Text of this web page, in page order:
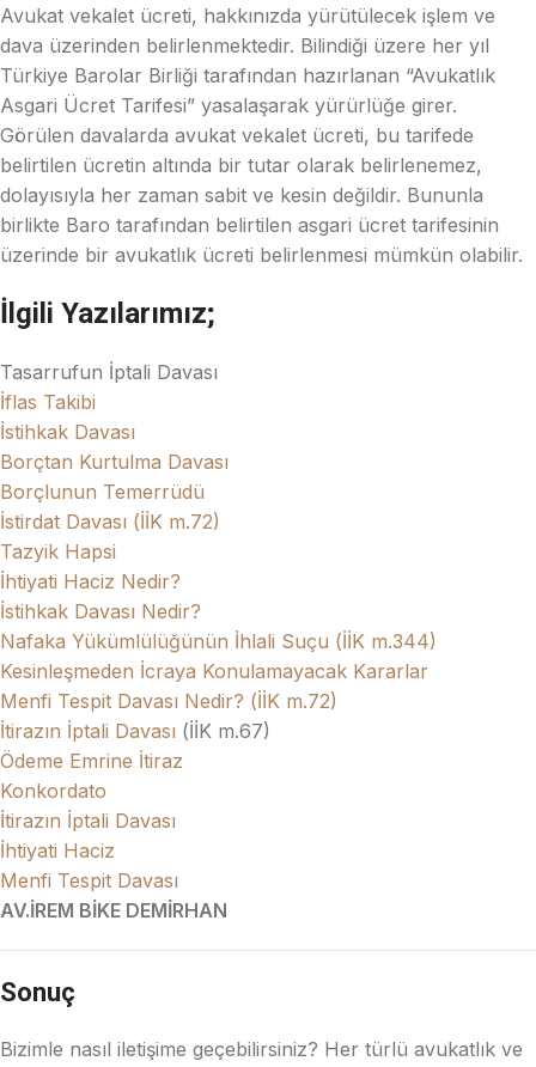
Avukat vekalet ücreti, hakkınızda yürütülecek işlem ve
dava üzerinden belirlenmektedir. Bilindiği üzere her yıl
Türkiye Barolar Birliği tarafından hazırlanan “Avukatlık
Asgari Ücret Tarifesi” yasalaşarak yürürlüğe girer.
Görülen davalarda avukat vekalet ücreti, bu tarifede
belirtilen ücretin altında bir tutar olarak belirlenemez,
dolayısıyla her zaman sabit ve kesin değildir. Bununla
birlikte Baro tarafından belirtilen asgari ücret tarifesinin
üzerinde bir avukatlık ücreti belirlenmesi mümkün olabilir.
İlgili Yazılarımız;
Tasarrufun İptali Davası
İflas Takibi
İstihkak Davası
Borçtan Kurtulma Davası
Borçlunun Temerrüdü
İstirdat Davası (İİK m.72)
Tazyik Hapsi
İhtiyati Haciz Nedir?
İstihkak Davası Nedir?
Nafaka Yükümlülüğünün İhlali Suçu (İİK m.344)
Kesinleşmeden İcraya Konulamayacak Kararlar
Menfi Tespit Davası Nedir? (İİK m.72)
İtirazın İptali Davası (İİK m.67)
Ödeme Emrine İtiraz
Konkordato
İtirazın İptali Davası
İhtiyati Haciz
Menfi Tespit Davası
AV.İREM BİKE DEMİRHAN
Sonuç
Bizimle nasıl iletişime geçebilirsiniz? Her türlü avukatlık ve